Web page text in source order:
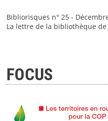
Bibliorisques n° 25 -
La lettre de la bibliothèque
FOCUS